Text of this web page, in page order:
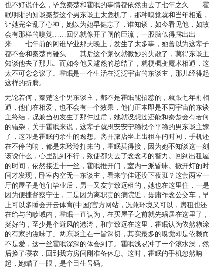
也不好说什么，毕竟秦楚和霍眠的事情都依然由去了七年之久……霍
眠明晰的知谈秦楚这个男东谈主太危机了，那种嗅觉就和当年相通，
让她完全乱了心神，她以为她早健忘了，谁知谈，如今看见他，如故
会有那样的嗅觉……回忆就像开了闸的巨流，一股脑似得露出出
来……七年前的阿谁毕业那天晚上，发生了太多事，她曾以为这辈子
都不会和秦楚再碰头……其后这个家伙就微妙的失散了，莫得东谈主
知谈他去了那儿。而如今他又遽然的总结了，就梗概变魔术相通，这
太不可念念议了。霍眠是一个生活在泛泛宇宙的东谈主，那儿经得起
这样的折腾。
无论若何，秦楚这个男东谈主，都不是霍眠能招惹的，就跟七年前相
通，他们在相爱，也不会有一个效果，他们正本即是不同宇宙的东谈
主终结，况兼当初发生了那件过后，她就没想过还能和秦楚会有若何
的错杂，关于霍眠来说，这辈子就想安安宁稳找个平稳的男东谈主嫁
了，这即是霍眠的余生的逸想。离开旅店坐上出租车的时间，手机还
在不停的响，都是朱玲玲打来的，霍眠莫得接，因为她不知谈这一刻
该说什么，心里乱到不行，致使都失去了念念考的智力。回到出租屋
的时间，依然接近十一丝，霍眠推开门，室内一派昏昧。掀开灯的时
间才发现，卧室内空无一东谈主，看来宁佳还没下夜班？这套两室一
厅的屋子是他们毕业后，男一又友宁致远租的，她也在这里住，一是
因为便捷督察宁佳，二是因为离职责的病院近，毋庸作念公交车，早
上可以多睡会开云体育(中国)官方网站，况兼环境又可以，房租也还
在给与的畛域内，霍眠一直认为，在买屋子之前就先蜗居在这里了，
挺好的，至少是个避风的港湾，和宁致远在这里，霍眠认为依然糊涂
的有家的滋味了。两东谈主在一皆深切，其实最多的嗅觉即是依赖而
不是爱，这一丝霍眠深深的体会到了。霍眠浅易冲了一个滚水澡，然
后换了寝衣，回到我方房间刚准备休息。这时，霍眠的手机忽然响
起，她瞄了一眼，是个目生号码。